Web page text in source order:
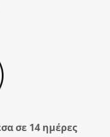
σε 14 ημέρες